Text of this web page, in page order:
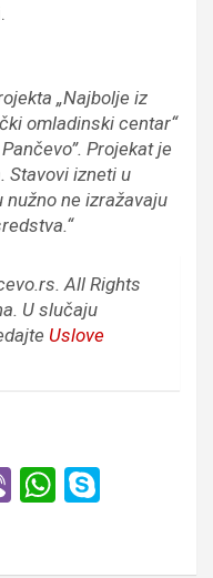
„Najbolje iz
omladinski centar“
Projekat je
Stavovi izneti u
ne izražavaju
All Rights
U slučaju
Uslove
Vi W